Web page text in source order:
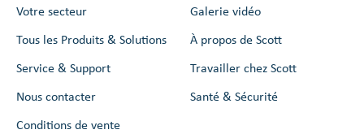
Votre secteur
Tous les Produits & Solutions
Service & Support
Nous contacter
Galerie vidéo
À propos de Scott
Travailler chez Scott
Santé & Sécurité
Conditions de vente